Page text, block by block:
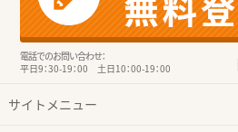
電話でのお問い合わせ：
平日9：30-19：00 土日10：00-19：00
サイトメニュー